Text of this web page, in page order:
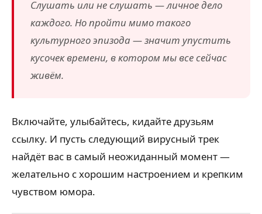
Слушать или не слушать — личное дело
каждого. Но пройти мимо такого
культурного эпизода — значит упустить
кусочек времени, в котором мы все сейчас
живём.
Включайте, улыбайтесь, кидайте друзьям
ссылку. И пусть следующий вирусный трек
найдёт вас в самый неожиданный момент —
желательно с хорошим настроением и крепким
чувством юмора.